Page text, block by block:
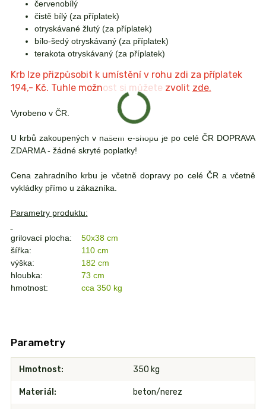
červenobílý
čistě bílý (za příplatek)
otryskávané žlutý (za příplatek)
bílo-šedý otryskávaný (za příplatek)
terakota otryskávaný (za příplatek)
Krb lze přizpůsobit k umístění v rohu zdi za příplatek
194,- Kč. Tuhle možnost si můžete zvolit zde.
Vyrobeno v ČR.
U krbů zakoupených v našem e-shopu je po celé ČR DOPRAVA
ZDARMA - žádné skryté poplatky!
Cena zahradního krbu je včetně dopravy po celé ČR a včetně
vykládky přímo u zákazníka.
Parametry produktu:
grilovací plocha:
50x38 cm
šířka:
110 cm
výška:
182 cm
hloubka:
73 cm
hmotnost:
cca 350 kg
Parametry
Hmotnost 350 kg
Materiál beton/nerez